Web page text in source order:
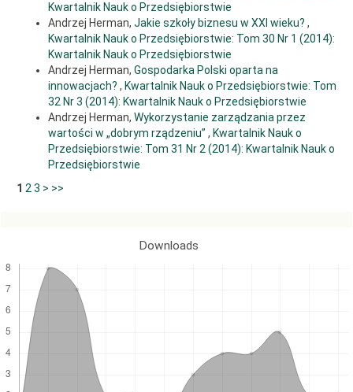
Kwartalnik Nauk o Przedsiębiorstwie
Andrzej Herman, Jakie szkoły biznesu w XXI wieku? ,
Kwartalnik Nauk o Przedsiębiorstwie: Tom 30 Nr 1 (2014):
Kwartalnik Nauk o Przedsiębiorstwie
Andrzej Herman, Gospodarka Polski oparta na
innowacjach? , Kwartalnik Nauk o Przedsiębiorstwie: Tom
32 Nr 3 (2014): Kwartalnik Nauk o Przedsiębiorstwie
Andrzej Herman, Wykorzystanie zarządzania przez
wartości w „dobrym rządzeniu” , Kwartalnik Nauk o
Przedsiębiorstwie: Tom 31 Nr 2 (2014): Kwartalnik Nauk o
Przedsiębiorstwie
1 23 > >>
Downloads